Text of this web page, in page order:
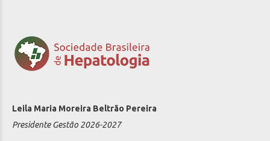
Leila Maria Moreira Beltrão Pereira
Presidente Gestão 2026-2027